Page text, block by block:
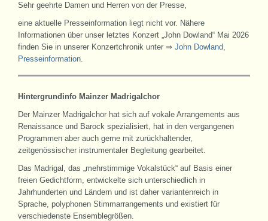
Sehr geehrte Damen und Herren von der Presse,
eine aktuelle Presseinformation liegt nicht vor. Nähere
Informationen über unser letztes Konzert „John Dowland“ Mai 2026
finden Sie in unserer Konzertchronik unter ⇒ John Dowland,
Presseinformation.
Hintergrundinfo Mainzer Madrigalchor
Der Mainzer Madrigalchor hat sich auf vokale Arrangements aus
Renaissance und Barock spezialisiert, hat in den vergangenen
Programmen aber auch gerne mit zurückhaltender,
zeitgenössischer instrumentaler Begleitung gearbeitet.
Das Madrigal, das „mehrstimmige Vokalstück“ auf Basis einer
freien Gedichtform, entwickelte sich unterschiedlich in
Jahrhunderten und Ländern und ist daher variantenreich in
Sprache, polyphonen Stimmarrangements und existiert für
verschiedenste Ensemblegrößen.